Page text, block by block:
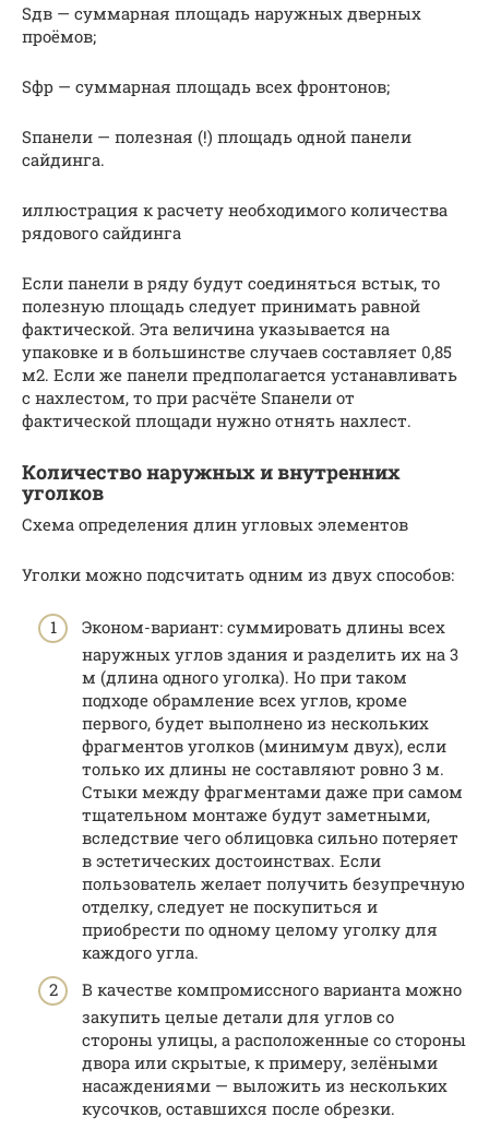
Sдв — суммарная площадь наружных дверных
проёмов;
Sфр — суммарная площадь всех фронтонов;
Sпанели — полезная (!) площадь одной панели
сайдинга.
иллюстрация к расчету необходимого количества
рядового сайдинга
Если панели в ряду будут соединяться встык, то
полезную площадь следует принимать равной
фактической. Эта величина указывается на
упаковке и в большинстве случаев составляет 0,85
м2. Если же панели предполагается устанавливать
с нахлестом, то при расчёте Sпанели от
фактической площади нужно отнять нахлест.
Количество наружных и внутренних
уголков
Схема определения длин угловых элементов
Уголки можно подсчитать одним из двух способов:
Эконом-вариант: суммировать длины всех
наружных углов здания и разделить их на 3
м (длина одного уголка). Но при таком
подходе обрамление всех углов, кроме
первого, будет выполнено из нескольких
фрагментов уголков (минимум двух), если
только их длины не составляют ровно 3 м.
Стыки между фрагментами даже при самом
тщательном монтаже будут заметными,
вследствие чего облицовка сильно потеряет
в эстетических достоинствах. Если
пользователь желает получить безупречную
отделку, следует не поскупиться и
приобрести по одному целому уголку для
каждого угла.
В качестве компромиссного варианта можно
закупить целые детали для углов со
стороны улицы, а расположенные со стороны
двора или скрытые, к примеру, зелёными
насаждениями — выложить из нескольких
кусочков, оставшихся после обрезки.